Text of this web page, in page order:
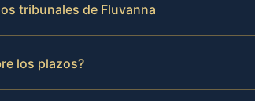
tribunales de Fluvanna
los plazos?